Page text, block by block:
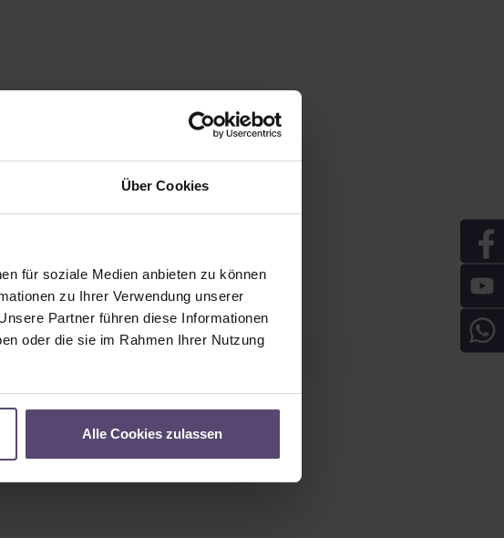
Über Cookies
für soziale Medien anbieten zu können
zu Ihrer Verwendung unserer
Partner führen diese Informationen
oder die sie im Rahmen Ihrer Nutzung
Alle Cookies zulassen